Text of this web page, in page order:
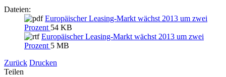
Dateien:
Europäischer Leasing-Markt wächst 2013 um zwei
Prozent 54 KB
Europäischer Leasing-Markt wächst 2013 um zwei
Prozent 5 MB
Zurück Drucken
Teilen